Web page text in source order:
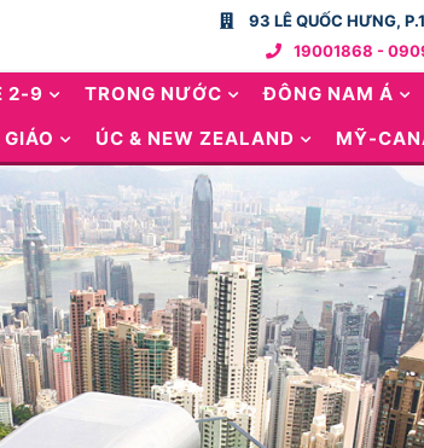
93 LÊ QUỐC HƯNG,
19001868 -
2-9 TRONG NƯỚC ĐÔNG NAM Á
ÚC & NEW ZEALAND MỸ-